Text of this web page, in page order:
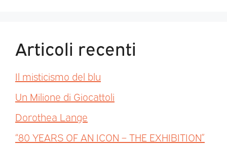
Articoli recenti
Il misticismo del blu
Un Milione di Giocattoli
Dorothea Lange
“80 YEARS OF AN ICON – THE EXHIBITION”